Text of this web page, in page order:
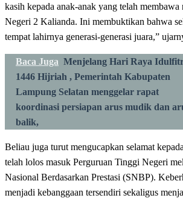
kasih kepada anak-anak yang telah
Negeri 2 Kalianda. Ini membuktikan bahwa
tempat lahirnya generasi-generasi juara,”
Baca Juga Menjelang Hari Raya
1446 Hijriah , Pemerintah Kabupaten
Lampung Selatan menggelar rapat
koordinasi persiapan arus mudik dan
balik,
Beliau juga turut mengucapkan selamat
telah lolos masuk Perguruan Tinggi Negeri
Nasional Berdasarkan Prestasi (SNBP).
menjadi kebanggaan tersendiri sekaligus